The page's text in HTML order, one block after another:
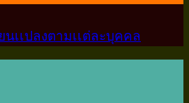
เเปลงตามเเต่ละบุคคล